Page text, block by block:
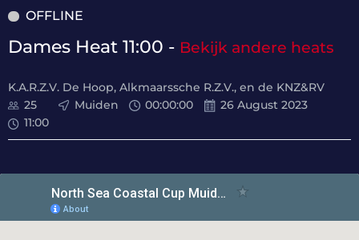
OFFLINE
Dames Heat 11:00 - Bekijk andere heats
K.A.R.Z.V. De Hoop, Alkmaarssche R.Z.V., en de KNZ&RV
25
Muiden 00:00:00
26 August 2023
11:00